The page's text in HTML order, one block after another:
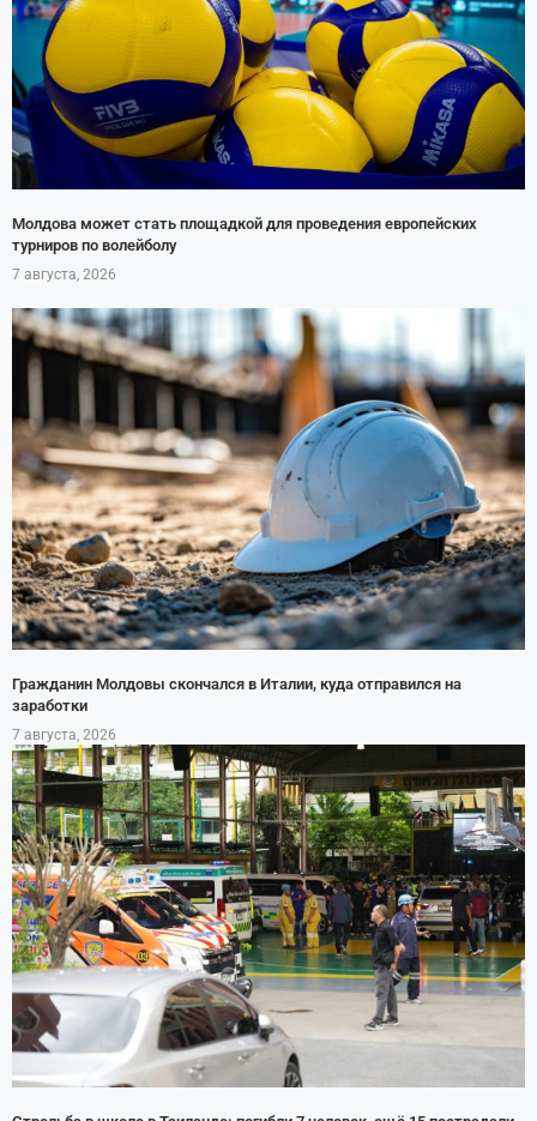
Молдова может стать площадкой для проведения европейских
турниров по волейболу
7 августа, 2026
Гражданин Молдовы скончался в Италии, куда отправился на
заработки
7 августа, 2026